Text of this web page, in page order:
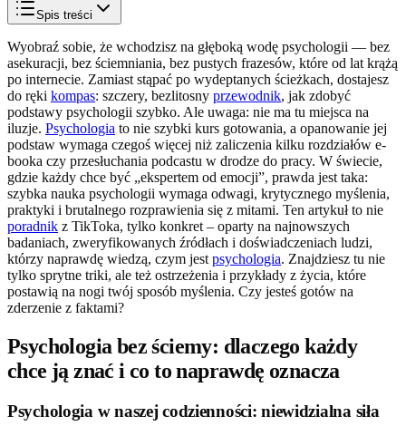
Spis treści
Wyobraź sobie, że wchodzisz na głęboką wodę psychologii — bez
asekuracji, bez ściemniania, bez pustych frazesów, które od lat krążą
po internecie. Zamiast stąpać po wydeptanych ścieżkach, dostajesz
do ręki kompas: szczery, bezlitosny przewodnik, jak zdobyć
podstawy psychologii szybko. Ale uwaga: nie ma tu miejsca na
iluzje. Psychologia to nie szybki kurs gotowania, a opanowanie jej
podstaw wymaga czegoś więcej niż zaliczenia kilku rozdziałów e-
booka czy przesłuchania podcastu w drodze do pracy. W świecie,
gdzie każdy chce być „ekspertem od emocji”, prawda jest taka:
szybka nauka psychologii wymaga odwagi, krytycznego myślenia,
praktyki i brutalnego rozprawienia się z mitami. Ten artykuł to nie
poradnik z TikToka, tylko konkret – oparty na najnowszych
badaniach, zweryfikowanych źródłach i doświadczeniach ludzi,
którzy naprawdę wiedzą, czym jest psychologia. Znajdziesz tu nie
tylko sprytne triki, ale też ostrzeżenia i przykłady z życia, które
postawią na nogi twój sposób myślenia. Czy jesteś gotów na
zderzenie z faktami?
Psychologia bez ściemy: dlaczego każdy
chce ją znać i co to naprawdę oznacza
Psychologia w naszej codzienności: niewidzialna siła